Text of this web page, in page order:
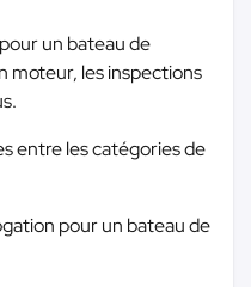
un bateau de
moteur, les inspections
entre les catégories de
pour un bateau de